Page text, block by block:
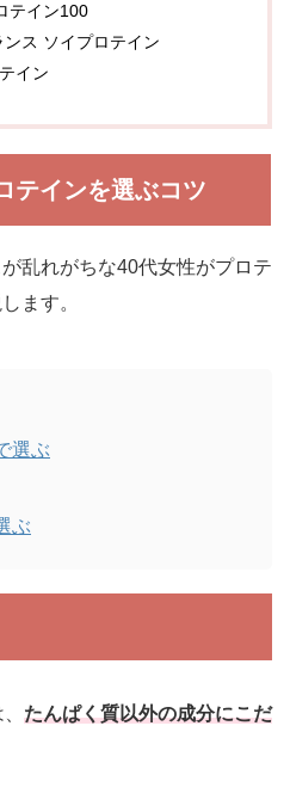
テイン100
ス ソイプロテイン
イン
テインを選ぶコツ
乱れがちな40代女性がプロテ
ます。
選ぶ
ぶ
たんぱく質以外の成分にこだ